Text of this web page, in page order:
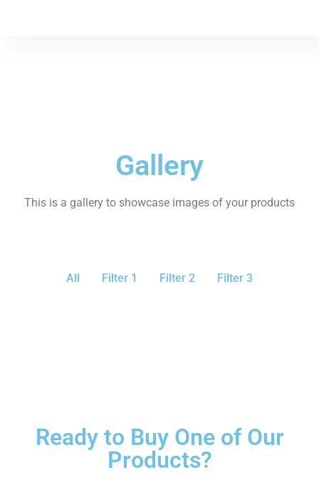
Gallery
This is a gallery to showcase images of your products
All Filter 1 Filter 2 Filter 3
Ready to Buy One of Our
Products?